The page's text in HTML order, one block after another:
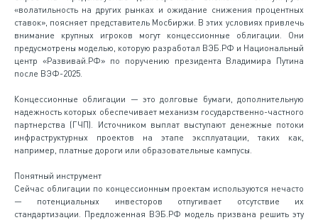
«волатильность на других рынках и ожидание снижения процентных
ставок», поясняет представитель Мосбиржи. В этих условиях привлечь
внимание крупных игроков могут концессионные облигации. Они
предусмотрены моделью, которую разработал ВЭБ.РФ и Национальный
центр «Развивай.РФ» по поручению президента Владимира Путина
после ВЭФ-2025.
Концессионные облигации — это долговые бумаги, дополнительную
надежность которых обеспечивает механизм государственно-частного
партнерства (ГЧП). Источником выплат выступают денежные потоки
инфраструктурных проектов на этапе эксплуатации, таких как,
например, платные дороги или образовательные кампусы.
Понятный инструмент
Сейчас облигации по концессионным проектам используются нечасто
— потенциальных инвесторов отпугивает отсутствие их
стандартизации. Предложенная ВЭБ.РФ модель призвана решить эту